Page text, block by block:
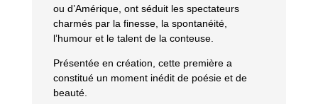
ou d’Amérique, ont séduit les spectateurs
charmés par la finesse, la spontanéité,
l’humour et le talent de la conteuse.
Présentée en création, cette première a
constitué un moment inédit de poésie et de
beauté.